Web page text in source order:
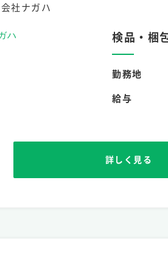
社ナガハ
検品・梱
勤務地
給与
詳しく見る